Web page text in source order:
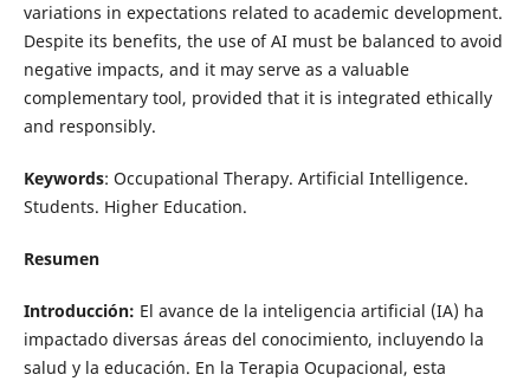
variations in expectations related to academic development.
Despite its benefits, the use of AI must be balanced to avoid
negative impacts, and it may serve as a valuable
complementary tool, provided that it is integrated ethically
and responsibly.
Keywords: Occupational Therapy. Artificial Intelligence.
Students. Higher Education.
Resumen
Introducción: El avance de la inteligencia artificial (IA) ha
impactado diversas áreas del conocimiento, incluyendo la
salud y la educación. En la Terapia Ocupacional, esta